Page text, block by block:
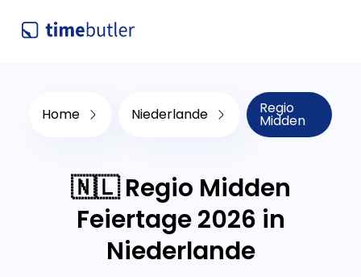
Home Niederlande Regio
Midden
🇳🇱 Regio Midden
Feiertage 2026 in
Niederlande